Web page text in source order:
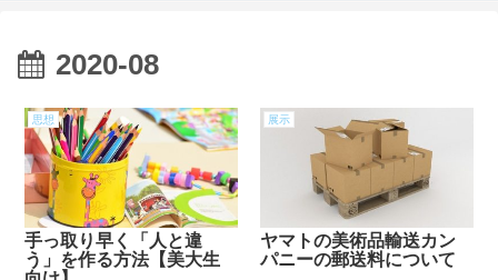
2020-08
思想
手っ取り早く「人と違
う」を作る方法【美大生
展示
ヤマトの美術品輸送カン
パニーの郵送料について